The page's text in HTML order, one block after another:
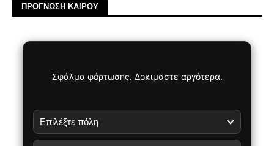
ΠΡΟΓΝΩΣΗ ΚΑΙΡΟΥ
Σφάλμα φόρτωσης. Δοκιμάστε αργότερα.